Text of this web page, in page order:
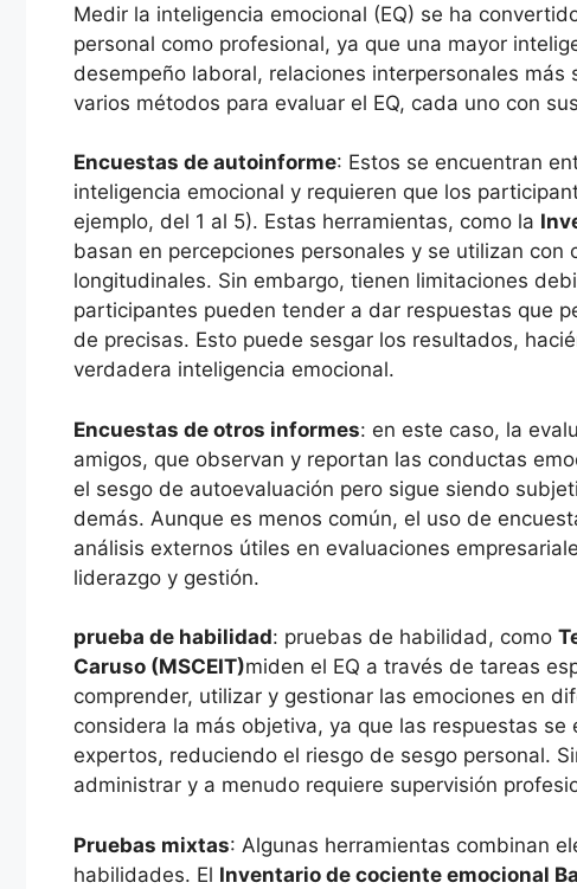
Medir la inteligencia emocional (EQ) se ha
personal como profesional, ya que una mayor
desempeño laboral, relaciones interpersonales
varios métodos para evaluar el EQ, cada uno con
Encuestas de autoinforme: Estos se encuentran
inteligencia emocional y requieren que los
ejemplo, del 1 al 5). Estas herramientas, como la
basan en percepciones personales y se utilizan
longitudinales. Sin embargo, tienen limitaciones
participantes pueden tender a dar respuestas que
de precisas. Esto puede sesgar los resultados,
verdadera inteligencia emocional.
Encuestas de otros informes: en este caso, la
amigos, que observan y reportan las conductas
el sesgo de autoevaluación pero sigue siendo
demás. Aunque es menos común, el uso de
análisis externos útiles en evaluaciones
liderazgo y gestión.
prueba de habilidad: pruebas de habilidad, como
Caruso (MSCEIT)miden el EQ a través de tareas
comprender, utilizar y gestionar las emociones en
considera la más objetiva, ya que las respuestas
expertos, reduciendo el riesgo de sesgo personal.
administrar y a menudo requiere supervisión
Pruebas mixtas: Algunas herramientas combinan
habilidades. El Inventario de cociente emocional